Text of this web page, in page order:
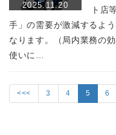
2025.11.20
ト店
手」の需要が激減するよ
なります。（局内業務の
使いに…
<<< 3 4 5 6